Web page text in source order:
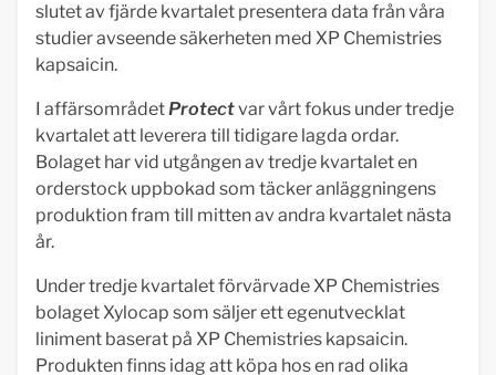
slutet av fjärde kvartalet presentera data från våra
studier avseende säkerheten med XP Chemistries
kapsaicin.
I affärsområdetProtectvar vårt fokus under tredje
kvartalet att leverera till tidigare lagda ordar.
Bolaget har vid utgången av tredje kvartalet en
orderstock uppbokad som täcker anläggningens
produktion fram till mitten av andra kvartalet nästa
år.
Under tredje kvartalet förvärvade XP Chemistries
bolaget Xylocap som säljer ett egenutvecklat
liniment baserat på XP Chemistries kapsaicin.
Produkten finns idag att köpa hos en rad olika